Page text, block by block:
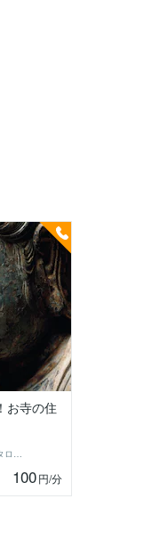
お寺の住
100円/分